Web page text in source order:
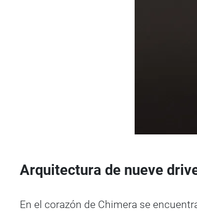
Arquitectura de nueve
En el corazón de Chimera se